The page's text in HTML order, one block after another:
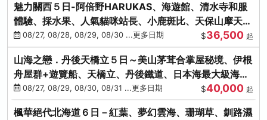
魅力關西５日-阿倍野HARUKAS、海遊館、清水寺和服
體驗、採水果、人氣貓咪站長、小鹿斑比、天保山摩天
輪、水上巴士
08/27, 08/28, 08/29, 08/30 ...更多日期 $36,500 起
山海之戀．丹後天橋立５日～美山茅茸合掌屋秘境、伊根
舟屋群+遊覽船、天橋立、丹後鐵道、日本海最大級海鮮
市場08/27, 08/29, 08/30, 08/31 ...更多日期 $40,000 起
楓華絕代北海道６日－紅葉、夢幻雲海、珊瑚草、釧路濕